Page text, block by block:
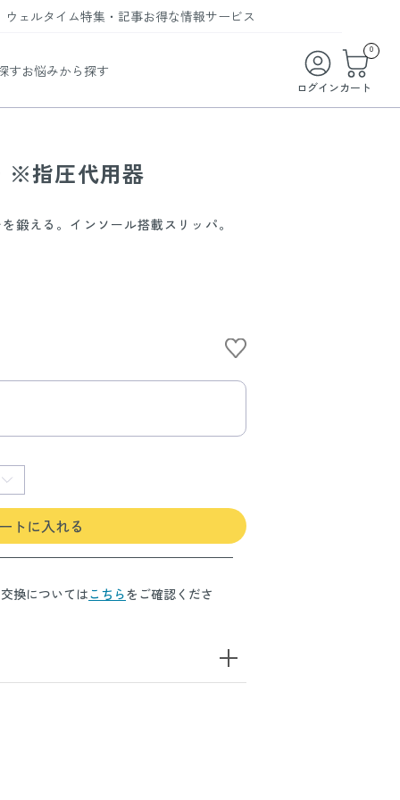
ログイン
0
カート
ウェルタイム
ビューティータイム
ヘルスケアタイム
ライフスタイルタイム
特集・記事
WELMAG
お得な情報
WEB限定/期間限定キャンペーン
まとめ買い商品
サービス
メンバーシッププログラム
LINEお友達登録
お問い合わせ
す
ードトワレ
ラーゲン
お悩みから探す
※指圧代用器
鍛える。インソール搭載スリッパ。
トに入れる
換についてはこちらをご確認くださ